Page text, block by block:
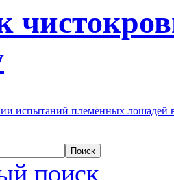
племенных лошадей
поиск